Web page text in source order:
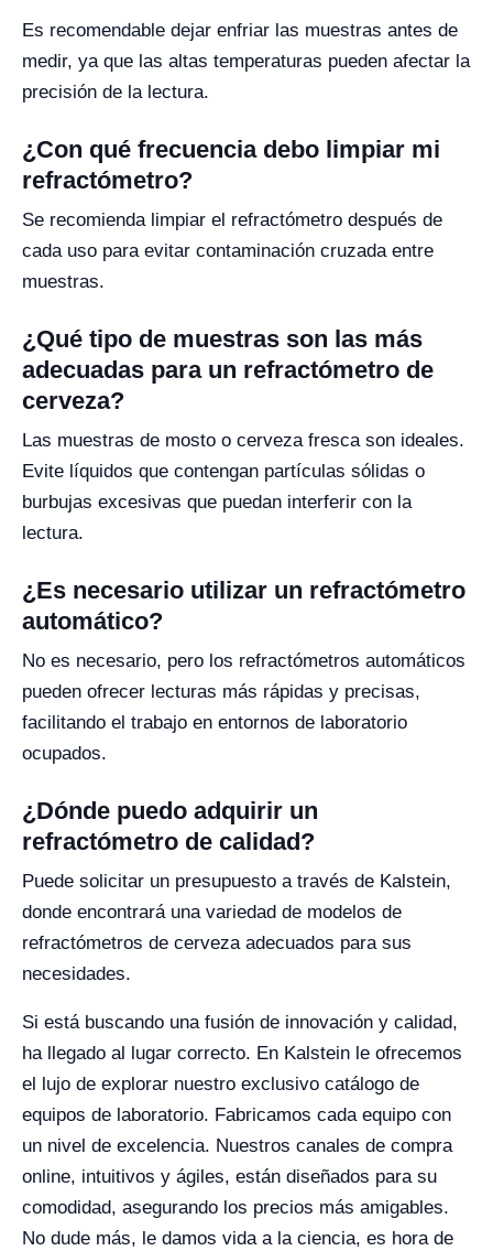
Es recomendable dejar enfriar las muestras antes de
medir, ya que las altas temperaturas pueden afectar la
precisión de la lectura.
¿Con qué frecuencia debo limpiar mi
refractómetro?
Se recomienda limpiar el refractómetro después de
cada uso para evitar contaminación cruzada entre
muestras.
¿Qué tipo de muestras son las más
adecuadas para un refractómetro de
cerveza?
Las muestras de mosto o cerveza fresca son ideales.
Evite líquidos que contengan partículas sólidas o
burbujas excesivas que puedan interferir con la
lectura.
¿Es necesario utilizar un refractómetro
automático?
No es necesario, pero los refractómetros automáticos
pueden ofrecer lecturas más rápidas y precisas,
facilitando el trabajo en entornos de laboratorio
ocupados.
¿Dónde puedo adquirir un
refractómetro de calidad?
Puede solicitar un presupuesto a través de Kalstein,
donde encontrará una variedad de modelos de
refractómetros de cerveza adecuados para sus
necesidades.
Si está buscando una fusión de innovación y calidad,
ha llegado al lugar correcto. En Kalstein le ofrecemos
el lujo de explorar nuestro exclusivo catálogo de
equipos de laboratorio. Fabricamos cada equipo con
un nivel de excelencia. Nuestros canales de compra
online, intuitivos y ágiles, están diseñados para su
comodidad, asegurando los precios más amigables.
No dude más, le damos vida a la ciencia, es hora de